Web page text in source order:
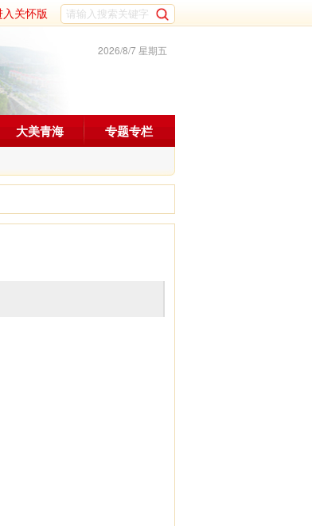
入关怀版
2026/8/7 星期五
大美青海 专题专栏